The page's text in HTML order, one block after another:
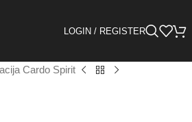
LOGIN / REGISTER
Cardo Spirit